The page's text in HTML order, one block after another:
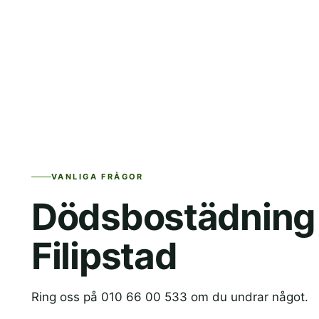
VANLIGA FRÅGOR
Filipstad
Ring oss på 010 66 00 533 om du undrar något.